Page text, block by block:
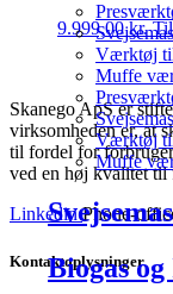
Værktøj
Muffe
Værktøj
Muffe
Biogas
9.999,00kr.
Skanego ApS er
virksomheden er, at
til fordel for
ved en høj kvalitet til
Linkedin Phone-
Kontaktoplysninger